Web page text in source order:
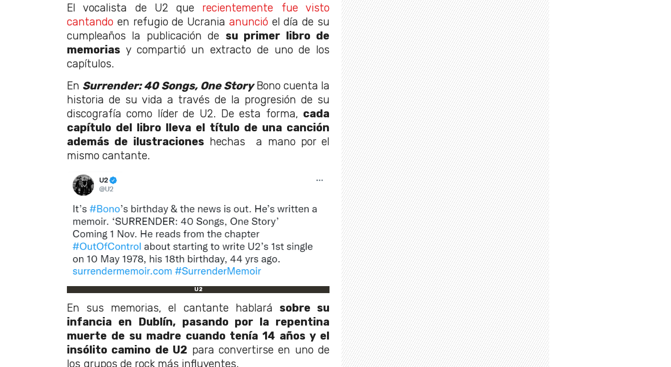
El vocalista de U2 que recientemente fue visto
cantando en refugio de Ucrania anuncióel día de su
cumpleaños la publicación de su primer libro de
memorias y compartió un extracto de uno de los
capítulos.
En Surrender: 40 Songs, One Story Bono cuenta la
historia de su vida a través de la progresión de su
discografía como líder de U2. De esta forma, cada
capítulo del libro lleva el título de una canción
además de ilustraciones hechas a mano por el
mismo cantante.
U2
En sus memorias, el cantante hablará sobre su
infancia en Dublín, pasando por la repentina
muerte de su madre cuando tenía 14 años y el
insólito camino de U2 para convertirse en uno de
los grupos de rock más influyentes.